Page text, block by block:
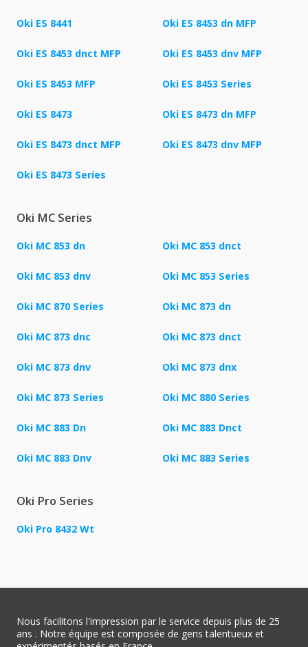
Oki ES 8441 Oki ES 8453 dn MFP
Oki ES 8453 dnct MFP Oki ES 8453 dnv MFP
Oki ES 8453 MFP Oki ES 8453 Series
Oki ES 8473 Oki ES 8473 dn MFP
Oki ES 8473 dnct MFP Oki ES 8473 dnv MFP
Oki ES 8473 Series
Oki MC Series
Oki MC 853 dn Oki MC 853 dnct
Oki MC 853 dnv Oki MC 853 Series
Oki MC 870 Series Oki MC 873 dn
Oki MC 873 dnc Oki MC 873 dnct
Oki MC 873 dnv Oki MC 873 dnx
Oki MC 873 Series Oki MC 880 Series
Oki MC 883 Dn Oki MC 883 Dnct
Oki MC 883 Dnv Oki MC 883 Series
Oki Pro Series
Oki Pro 8432 Wt
Nous facilitons l'impression par le service depuis plus de 25
ans . Notre équipe est composée de gens talentueux et